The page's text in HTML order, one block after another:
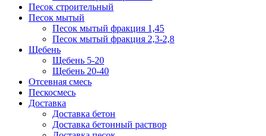
Песок строительный
Песок мытый
Песок мытый фракция 1,45
Песок мытый фракция 2,3-2,8
Щебень
Щебень 5-20
Щебень 20-40
Отсевная смесь
Пескосмесь
Доставка
Доставка бетон
Доставка бетонный раствор